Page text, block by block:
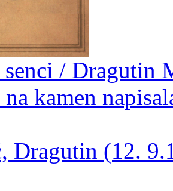
/ Dragutin
kamen
Dragutin (12.